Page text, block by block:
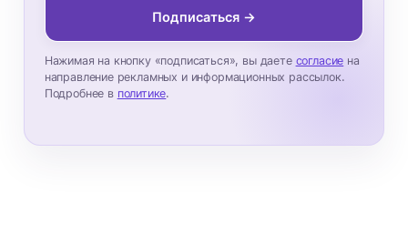
Подписаться →
Нажимая на кнопку «подписаться», вы даете согласие на
направление рекламных и информационных рассылок.
Подробнее в политике.